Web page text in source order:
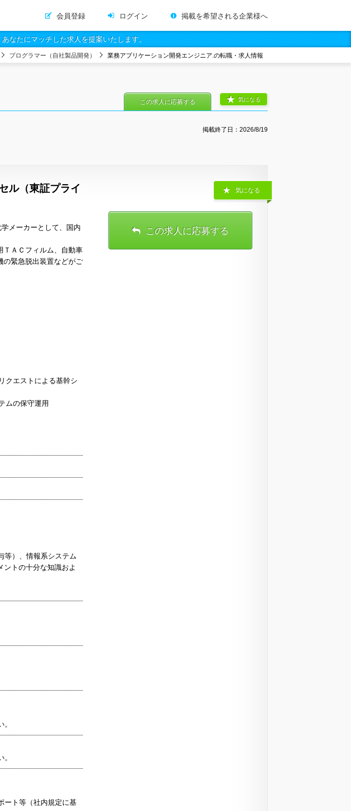
会員登録 ログイン 掲載を希望される企業様へ
なたにマッチした求人を提案いたします。
プログラマー（自社製品開発） 業務アプリケーション開発エンジニア.の転職・求人情報
掲載終了日： 2026/8/19
気になる
この求人に応募する
ル（東証プライ
メーカーとして、国内
ＴＡＣフィルム、自動車
の緊急脱出装置などがご
クエストによる基幹シ
ムの保守運用
等）、情報系システム
ントの十分な知識およ
ート等（社内規定に基
気になる
この求人に応募する